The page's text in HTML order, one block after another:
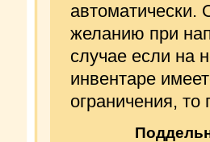
автоматически.
желанию при
случае если на
инвентаре
ограничения, то